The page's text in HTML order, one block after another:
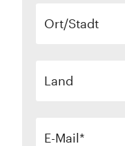
Ort/Stadt
Land
E-Mail